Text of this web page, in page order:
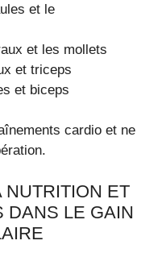
et le
et les mollets
et triceps
et biceps
cardio et ne
NUTRITION ET
DANS LE GAIN